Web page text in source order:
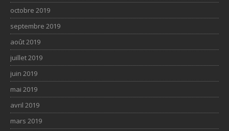
octobre 2019
septembre 2019
août 2019
juillet 2019
juin 2019
mai 2019
avril 2019
mars 2019